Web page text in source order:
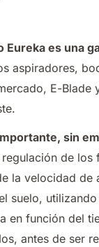
Eureka es una
aspiradores,
E-Blade
sin
de
la velocidad de
suelo,
en función del
antes de ser